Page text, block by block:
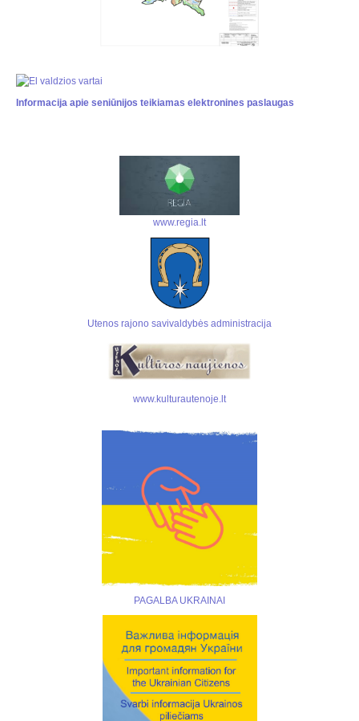
Informacija apie seniūnijos teikiamas elektronines paslaugas
www.regia.lt
Utenos rajono savivaldybės administracija
www.kulturautenoje.lt
PAGALBA UKRAINAI